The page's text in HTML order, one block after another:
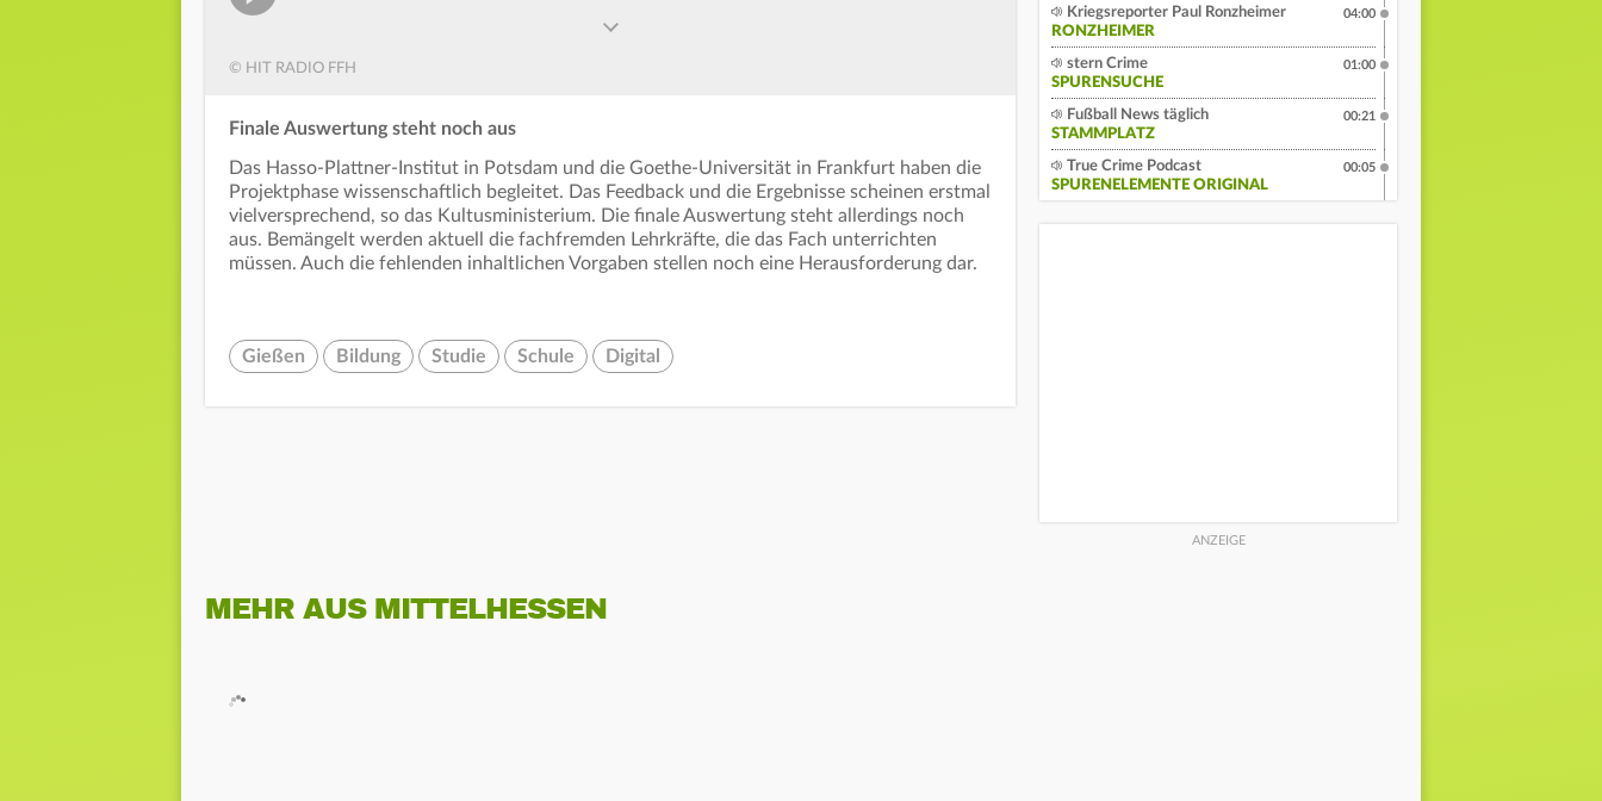
© HIT RADIO FFH
Finale Auswertung steht noch aus
Das Hasso-Plattner-Institut in Potsdam und die Goethe-Universität in Frankfurt haben die
Projektphase wissenschaftlich begleitet. Das Feedback und die Ergebnisse scheinen erstmal
vielversprechend, so das Kultusministerium. Die finale Auswertung steht allerdings noch
aus. Bemängelt werden aktuell die fachfremden Lehrkräfte, die das Fach unterrichten
müssen. Auch die fehlenden inhaltlichen Vorgaben stellen noch eine Herausforderung dar.
Gießen Bildung Studie Schule Digital
Kriegsreporter Paul Ronzheimer
RONZHEIMER
04:00
stern Crime
SPURENSUCHE
01:00
Fußball News täglich
STAMMPLATZ
00:21
True Crime Podcast
SPURENELEMENTE ORIGINAL
00:05
MEHR AUS MITTELHESSEN